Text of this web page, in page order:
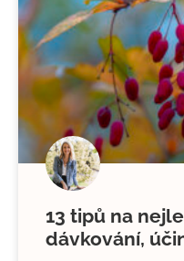
13 tipů na
dávkování,